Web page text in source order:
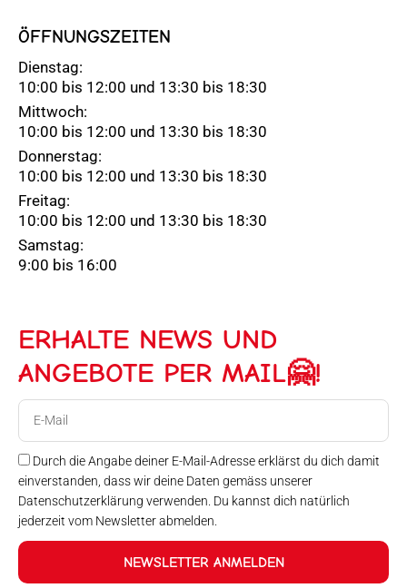
ÖFFNUNGSZEITEN
Dienstag:
10:00 bis 12:00 und 13:30 bis 18:30
Mittwoch:
10:00 bis 12:00 und 13:30 bis 18:30
Donnerstag:
10:00 bis 12:00 und 13:30 bis 18:30
Freitag:
10:00 bis 12:00 und 13:30 bis 18:30
Samstag:
9:00 bis 16:00
ERHALTE NEWS UND
ANGEBOTE PER MAIL🤗!
Durch die Angabe deiner E-Mail-Adresse erklärst du dich damit
einverstanden, dass wir deine Daten gemäss unserer
Datenschutzerklärung verwenden. Du kannst dich natürlich
jederzeit vom Newsletter abmelden.
NEWSLETTER ANMELDEN